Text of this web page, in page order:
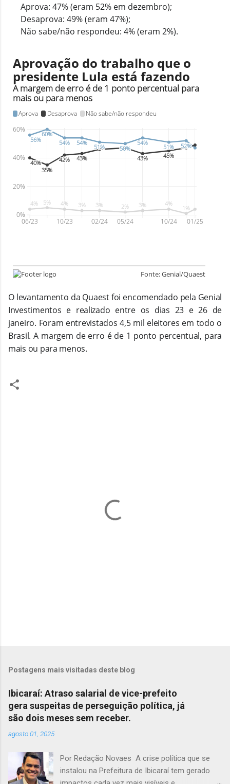
Aprova: 47% (eram 52% em dezembro);
Desaprova: 49% (eram 47%);
Não sabe/não respondeu: 4% (eram 2%).
O levantamento da Quaest foi encomendado pela Genial
Investimentos e realizado entre os dias 23 e 26 de
janeiro. Foram entrevistados 4,5 mil eleitores em todo o
Brasil. A margem de erro é de 1 ponto percentual, para
mais ou para menos.
Postagens mais visitadas deste blog
Ibicaraí: Atraso salarial de vice-prefeito
gera suspeitas de perseguição política, já
são dois meses sem receber.
agosto 01, 2025
Por Redação Novaes A crise política que se
instalou na Prefeitura de Ibicaraí tem gerado